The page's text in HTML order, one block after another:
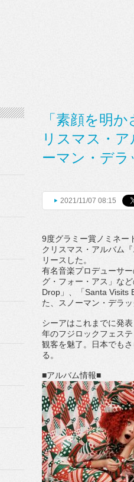
「素顔を明
リスマス・
ーマン・デラ
2021/11/07 08:15
9度グラミー賞ノミネー
クリスマス・ アルバム
リースした。
有名音楽プロデューサ
グ・フォー・アス」 な
Drop 」、「Santa Visits
た、スノーマン・デラッ
シーアはこれまでに発
年のフジロックフ ェス
観客を魅了。
日本でも
る。
■アルバム情報■